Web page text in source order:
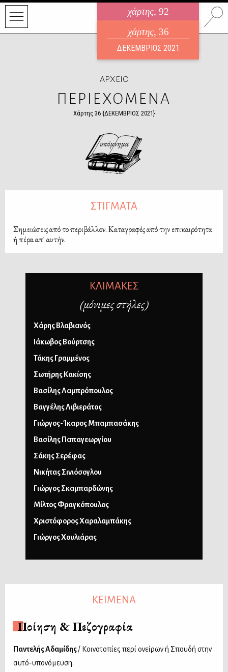
χάρτης, 92
ηλεκτρονικό περιοδικό
ΑΥΓΟΥΣΤΟΣ 2026
χάρτης, 36
ΔΕΚΕΜΒΡΙΟΣ 2021
ΑΡΧΕΙΟ
ΠΕΡΙΕΧΟΜΕΝΑ
Χάρτης 36 {ΔΕΚΕΜΒΡΙΟΣ 2021}
ΣΤΙΓΜΑΤΑ
Σημειώσεις από το περιβάλλον. Καταγραφές από την επικαιρότητα
ή πέρα απ' αυτήν.
ΚΛΙΜΑΚΕΣ
(μόνιμες στήλες)
Χάρης Βλαβιανός
Ιάκωβος Βούρτσης
Τάκης Γραμμένος
Σωτήρης Κακίσης
Βασίλης Λαμπρόπουλος
Βαγγέλης Λιβιεράτος
Γιώργος-Ίκαρος Μπαμπασάκης
Βασίλης Παπαγεωργίου
Σάκης Σερέφας
Νικήτας Σινιόσογλου
Γιώργος Σκαμπαρδώνης
Μίλτος Φραγκόπουλος
Χριστόφορος Χαραλαμπάκης
Γιώργος Χουλιάρας
ΚΕΙΜΕΝΑ
Ποίηση & Πεζογραφία
Παντελής Αδαμίδης/ Κοινοτοπίες περί ονείρων ή Σπουδή στην
αυτό-υπονόμευση.